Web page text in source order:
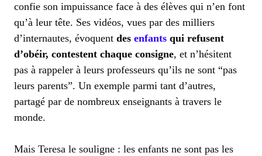
confie son impuissance face à des élèves qui n’en font
qu’à leur tête. Ses vidéos, vues par des milliers
d’internautes, évoquent des enfants qui refusent
d’obéir, contestent chaque consigne, et n’hésitent
pas à rappeler à leurs professeurs qu’ils ne sont “pas
leurs parents”. Un exemple parmi tant d’autres,
partagé par de nombreux enseignants à travers le
monde.
Mais Teresa le souligne : les enfants ne sont pas les